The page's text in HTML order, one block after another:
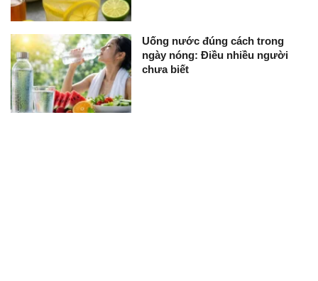
Uống nước đúng cách trong
ngày nóng: Điều nhiều người
chưa biết